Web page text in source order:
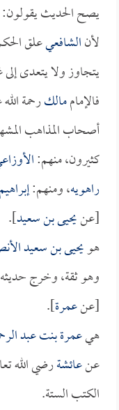
يصح الحديث
لأنالشافعيعلق
يتجاوز ولا يتعدى إلى
فالإماممالكرحمة
أصحاب المذاهب
كثيرون، منهم:
راهويه، ومنهم:
[عنيحيى بن سعيد].
هويحيى بن سعيد
وهو ثقة، وخرج
[عنعمرة].
هيعمرة بنت عبد
عنعائشةرضي الله
الكتب الستة.